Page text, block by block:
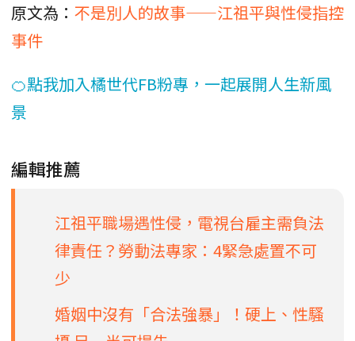
原文為： 不是別人的故事——江祖平與性侵指控
事件
🍊點我加入橘世代FB粉專，一起展開人生新風
景
編輯推薦
江祖平職場遇性侵，電視台雇主需負法
律責任？勞動法專家：4緊急處置不可
少
婚姻中沒有「合法強暴」！硬上、性騷